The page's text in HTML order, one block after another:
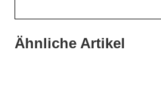
Ähnliche Artikel
20. Juli 2026